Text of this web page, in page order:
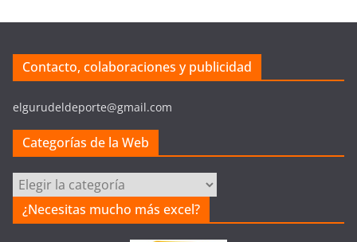
Contacto, colaboraciones y publicidad
elgurudeldeporte@gmail.com
Categorías de la Web
a
t
¿Necesitas mucho más excel?